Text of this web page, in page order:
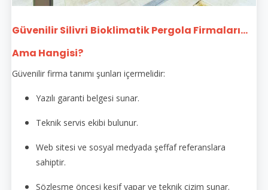
Güvenilir Silivri Bioklimatik Pergola Firmaları...
Ama Hangisi?
Güvenilir firma tanımı şunları içermelidir:
Yazılı garanti belgesi sunar.
Teknik servis ekibi bulunur.
Web sitesi ve sosyal medyada şeffaf referanslara
sahiptir.
Sözleşme öncesi keşif yapar ve teknik çizim sunar.